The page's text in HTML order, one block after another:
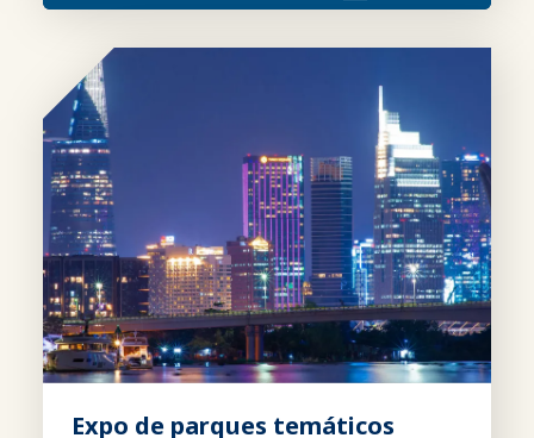
Expo de parques temáticos